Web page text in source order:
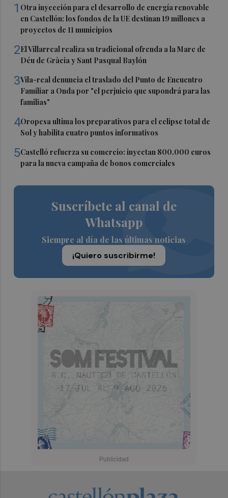
1 Otra inyección para el desarrollo de energía renovable
en Castellón: los fondos de la UE destinan 19 millones a
proyectos de 11 municipios
2El Villarreal realiza su tradicional ofrenda a la Mare de
Déu de Gràcia y Sant Pasqual Baylón
3Vila-real denuncia el traslado del Punto de Encuentro
Familiar a Onda por "el perjuicio que supondrá para las
familias"
4Oropesa ultima los preparativos para el eclipse total de
Sol y habilita cuatro puntos informativos
5Castelló refuerza su comercio: inyectan 800.000 euros
para la nueva campaña de bonos comerciales
Suscríbete al canal de
Whatsapp
Siempre al día de las últimas noticias
¡Quiero suscribirme!